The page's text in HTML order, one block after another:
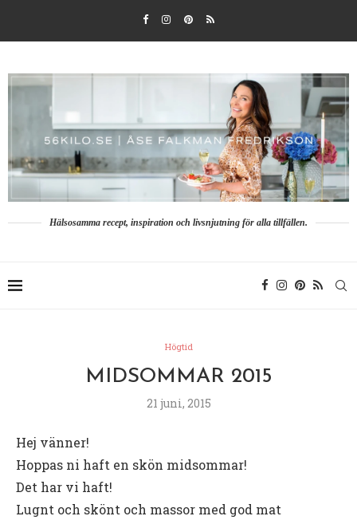
Hälsosamma recept, inspiration och livsnjutning för alla tillfällen.
Högtid
MIDSOMMAR 2015
21 juni, 2015
Hej vänner!
Hoppas ni haft en skön midsommar!
Det har vi haft!
Lugnt och skönt och massor med god mat